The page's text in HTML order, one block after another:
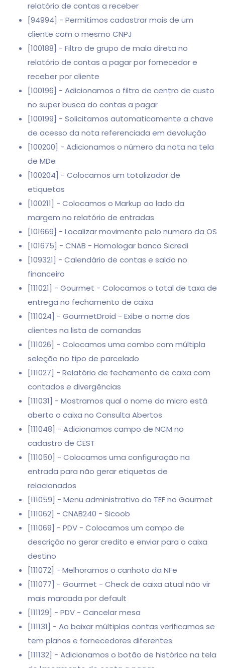
relatório de contas a receber
[94994] - Permitimos cadastrar mais de um
cliente com o mesmo CNPJ
[100188] - Filtro de grupo de mala direta no
relatório de contas a pagar por fornecedor e
receber por cliente
[100196] - Adicionamos o filtro de centro de custo
no super busca do contas a pagar
[100199] - Solicitamos automaticamente a chave
de acesso da nota referenciada em devolução
[100200] - Adicionamos o número da nota na tela
de MDe
[100204] - Colocamos um totalizador de
etiquetas
[100211] - Colocamos o Markup ao lado da
margem no relatório de entradas
[101669] - Localizar movimento pelo numero da OS
[101675] - CNAB - Homologar banco Sicredi
[109321] - Calendário de contas e saldo no
financeiro
[111021] - Gourmet - Colocamos o total de taxa de
entrega no fechamento de caixa
[111024] - GourmetDroid - Exibe o nome dos
clientes na lista de comandas
[111026] - Colocamos uma combo com múltipla
seleção no tipo de parcelado
[111027] - Relatório de fechamento de caixa com
contados e divergências
[111031] - Mostramos qual o nome do micro está
aberto o caixa no Consulta Abertos
[111048] - Adicionamos campo de NCM no
cadastro de CEST
[111050] - Colocamos uma configuração na
entrada para não gerar etiquetas de
relacionados
[111059] - Menu administrativo do TEF no Gourmet
[111062] - CNAB240 - Sicoob
[111069] - PDV - Colocamos um campo de
descrição no gerar credito e enviar para o caixa
destino
[111072] - Melhoramos o canhoto da NFe
[111077] - Gourmet - Check de caixa atual não vir
mais marcada por default
[111129] - PDV - Cancelar mesa
[111131] - Ao baixar múltiplas contas verificamos se
tem planos e fornecedores diferentes
[111132] - Adicionamos o botão de histórico na tela